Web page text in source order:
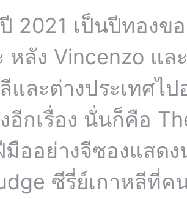
2021 เป็นปีทองข
หลัง Vincenzo แล
และต่างประเทศไ
อีกเรื่อง นั่นก็คือ
ออย่างจีซองแสด
ซีรี่ย์เกาหลีที่